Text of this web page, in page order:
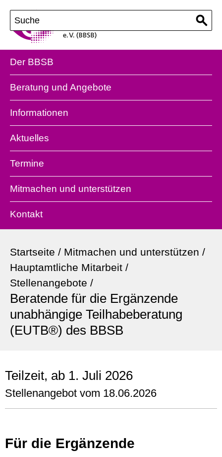
Der BBSB
Beratung und Angebote
Informationen
Aktuelles
Termine
Mitmachen und unterstützen
Kontakt
Startseite / Mitmachen und unterstützen /
Hauptamtliche Mitarbeit /
Stellenangebote /
Beratende für die Ergänzende
unabhängige Teilhabeberatung
(EUTB®) des BBSB
Teilzeit, ab 1. Juli 2026
Stellenangebot vom 18.06.2026
Für die Ergänzende